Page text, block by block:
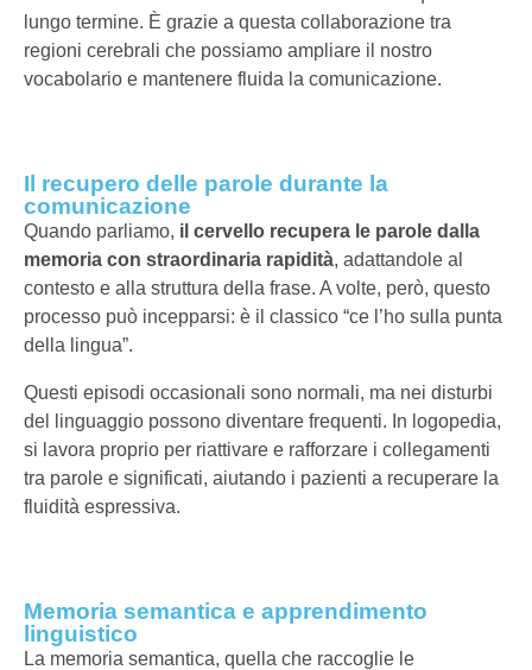
lungo termine. È grazie a questa collaborazione tra
regioni cerebrali che possiamo ampliare il nostro
vocabolario e mantenere fluida la comunicazione.
Il recupero delle parole durante la
comunicazione
Quando parliamo, il cervello recupera le parole dalla
memoria con straordinaria rapidità, adattandole al
contesto e alla struttura della frase. A volte, però, questo
processo può incepparsi: è il classico “ce l’ho sulla punta
della lingua”.
Questi episodi occasionali sono normali, ma nei disturbi
del linguaggio possono diventare frequenti. In logopedia,
si lavora proprio per riattivare e rafforzare i collegamenti
tra parole e significati, aiutando i pazienti a recuperare la
fluidità espressiva.
Memoria semantica e apprendimento
linguistico
La memoria semantica, quella che raccoglie le